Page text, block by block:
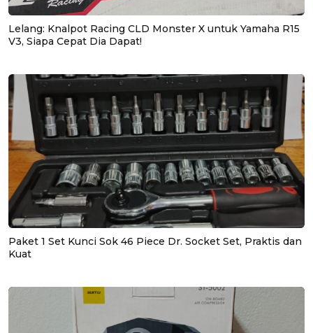
Lelang: Knalpot Racing CLD Monster X untuk Yamaha R15
V3, Siapa Cepat Dia Dapat!
Paket 1 Set Kunci Sok 46 Piece Dr. Socket Set, Praktis dan
Kuat